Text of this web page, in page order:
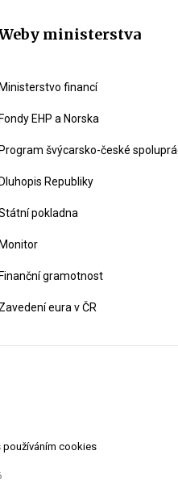
ministerstva
Ministerstvo financí
Fondy EHP a Norska
Program švýcarsko-české
Dluhopis Republiky
pokladna
Monitor
Finanční gramotnost
Zavedení eura v ČR
používáním cookies